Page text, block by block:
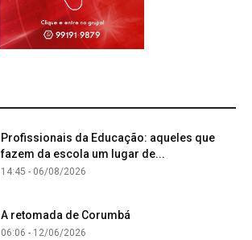
Profissionais da Educação: aqueles que
fazem da escola um lugar de...
14:45 - 06/08/2026
A retomada de Corumbá
06:06 - 12/06/2026